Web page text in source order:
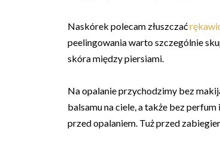
Naskórek polecam złuszczać
peelingowania warto szczególnie
skóra między piersiami.
Na opalanie przychodzimy bez
balsamu na ciele, a także bez
przed opalaniem. Tuż przed